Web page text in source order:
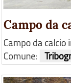
Campo da
Campo da calcio
Comune: